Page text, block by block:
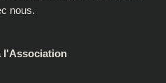
nous.
l'Association